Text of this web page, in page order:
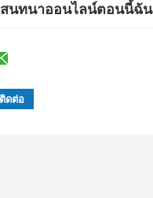
สนทนาออนไลน์ตอนนี้ฉัน